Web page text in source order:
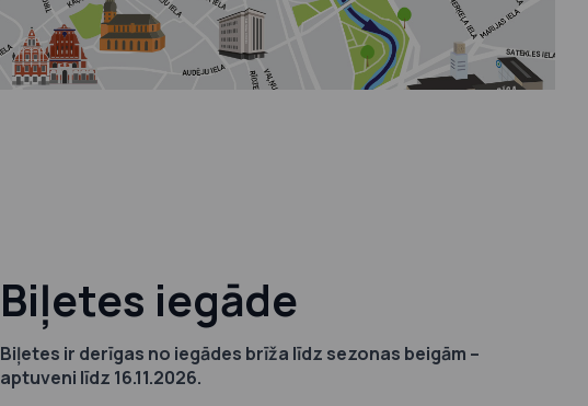
Biļetes iegāde
Biļetes ir derīgas no iegādes brīža līdz sezonas beigām –
aptuveni līdz 16.11.2026.